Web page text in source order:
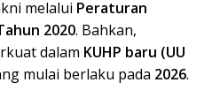
melalui Peraturan
2020. Bahkan,
dalam KUHP baru (UU
mulai berlaku pada 2026.